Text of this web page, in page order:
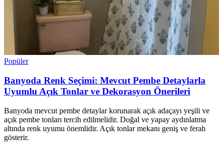
Popüler
Banyoda Renk Seçimi: Mevcut Pembe Detaylarla
Uyumlu Açık Tonlar ve Dekorasyon Önerileri
Banyoda mevcut pembe detaylar korunarak açık adaçayı yeşili ve
açık pembe tonları tercih edilmelidir. Doğal ve yapay aydınlatma
altında renk uyumu önemlidir. Açık tonlar mekanı geniş ve ferah
gösterir.